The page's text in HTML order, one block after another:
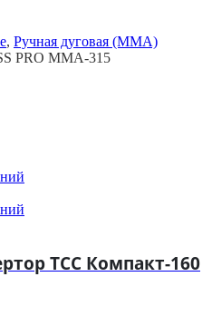
, Ручная дуговая (MMA)
PRO MMA-315
ТСС Компакт-160